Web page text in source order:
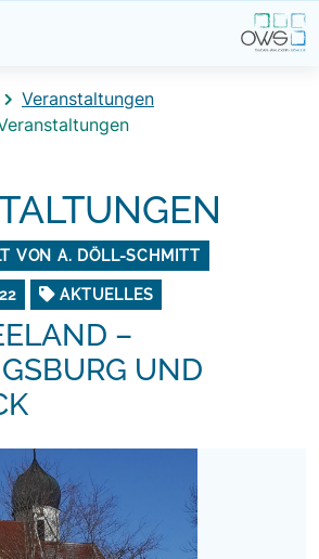
Veranstaltungen
VON A. DÖLL-SCHMITT
AKTUELLES
–
UND